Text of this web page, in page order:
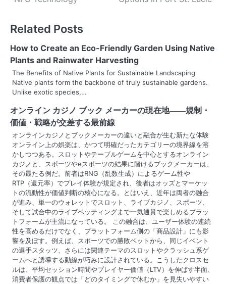
t
n
a
v
g
a
t
i
o
n
Related Posts
How to Create an Eco-Friendly Garden Using Native
Plants and Rainwater Harvesting
The Benefits of Native Plants for Sustainable Landscaping
Native plants form the backbone of truly sustainable gardens.
Unlike exotic species,…
オンライン カジノ ブック メーカーの現在地――規制・
価値・戦略が交差する最前線
オンラインカジノとブックメーカーの違いと融合が生む新たな体験
オンライン上の娯楽は、かつて明確だったカテゴリーの境界線を溶
かしつつある。スロットやテーブルゲームを中心とするオンライン
カジノと、スポーツやeスポーツの結果に賭けるブックメーカーは、
その最たる例だ。前者はRNG（乱数生成）によるゲーム性や
RTP（還元率）でプレイ体験が規定され、後者はオッズとマーケッ
トの流動性が価値判断の核心になる。とはいえ、近年は両者の融合
が進み、単一のウォレットでスロット、ライブカジノ、スポーツ、
そして試合中のライブベッティングまで一気通貫で楽しめるプラッ
トフォームが主流になっている。 この融合は、ユーザー体験の連続
性を高めるだけでなく、プラットフォーム側の「商品設計」にも影
響を及ぼす。例えば、スポーツでの勝敗ベットから、同じイベント
の選手スタッツ、さらには関連テーマのスロットやクラッシュ系ゲ
ームへと誘導する動線が巧みに設計されている。こうしたクロスセ
ルは、平均セッション時間やプレイヤー価値（LTV）を伸ばす半面、
消費者保護の観点では「どのタイミングで休むか」を見失いやすい